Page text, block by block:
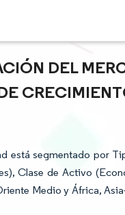
DEL
está segmentado por
Clase de Activo
Medio y África,